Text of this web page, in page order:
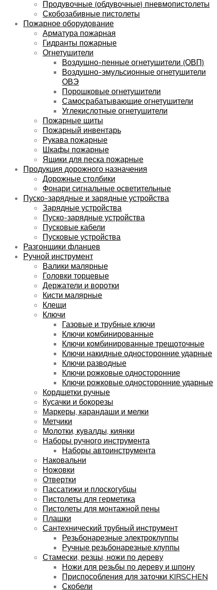
Продувочные (обдувочные) пневмопистолеты
Скобозабивные пистолеты
Пожарное оборудование
Арматура пожарная
Гидранты пожарные
Огнетушители
Воздушно-пенные огнетушители (ОВП)
Воздушно-эмульсионные огнетушители
ОВЭ
Порошковые огнетушители
Самосрабатывающие огнетушители
Углекислотные огнетушители
Пожарные щиты
Пожарный инвентарь
Рукава пожарные
Шкафы пожарные
Ящики для песка пожарные
Продукция дорожного назначения
Дорожные столбики
Фонари сигнальные осветительные
Пуско-зарядные и зарядные устройства
Зарядные устройства
Пуско-зарядные устройства
Пусковые кабели
Пусковые устройства
Разгонщики фланцев
Ручной инструмент
Валики малярные
Головки торцевые
Держатели и воротки
Кисти малярные
Клещи
Ключи
Газовые и трубные ключи
Ключи комбинированные
Ключи комбинированные трещоточные
Ключи накидные односторонние ударные
Ключи разводные
Ключи рожковые односторонние
Ключи рожковые односторонние ударные
Кордщетки ручные
Кусачки и бокорезы
Маркеры, карандаши и мелки
Метчики
Молотки, кувалды, киянки
Наборы ручного инструмента
Наборы автоинструмента
Наковальни
Ножовки
Отвертки
Пассатижи и плоскогубцы
Пистолеты для герметика
Пистолеты для монтажной пены
Плашки
Сантехнический трубный инструмент
Резьбонарезные электроклуппы
Ручные резьбонарезные клуппы
Стамески, резцы, ножи по дереву
Ножи для резьбы по дереву и шпону
Приспособления для заточки KIRSCHEN
Скобели